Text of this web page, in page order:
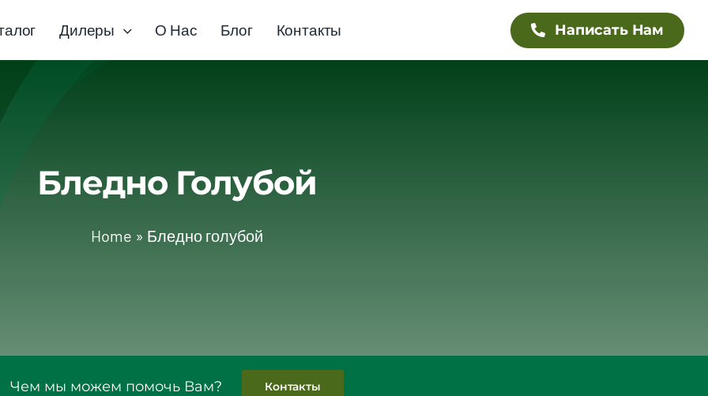
Дилеры О Нас Блог Контакты Написать Нам
Бледно Голубой
Home » Бледно голубой
Чем мы можем помочь Вам? Контакты